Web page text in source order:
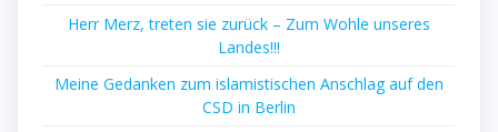
Herr Merz, treten sie zurück – Zum Wohle unseres
Landes!!!
Meine Gedanken zum islamistischen Anschlag auf den
CSD in Berlin